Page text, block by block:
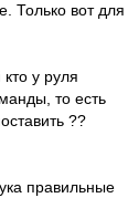
Только вот для
у руля
то есть
??
правильные